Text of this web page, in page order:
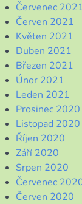
Červenec
Červen 2021
Květen 2021
Duben 2021
Březen 2021
Únor 2021
Leden 2021
Prosinec 2020
Listopad 2020
Říjen 2020
Září 2020
Srpen 2020
Červenec
Červen 2020